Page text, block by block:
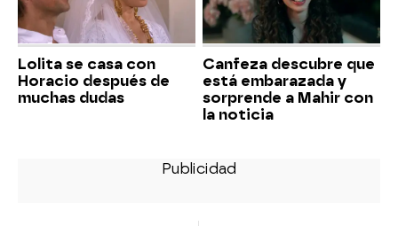
Lolita se casa con
Horacio después de
muchas dudas
Canfeza descubre que
está embarazada y
sorprende a Mahir con
la noticia